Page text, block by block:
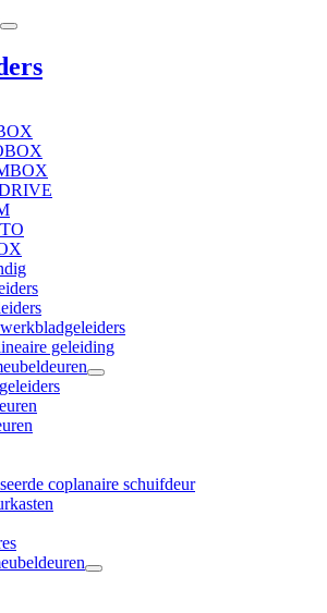
geleiding
coplanaire schuifdeur